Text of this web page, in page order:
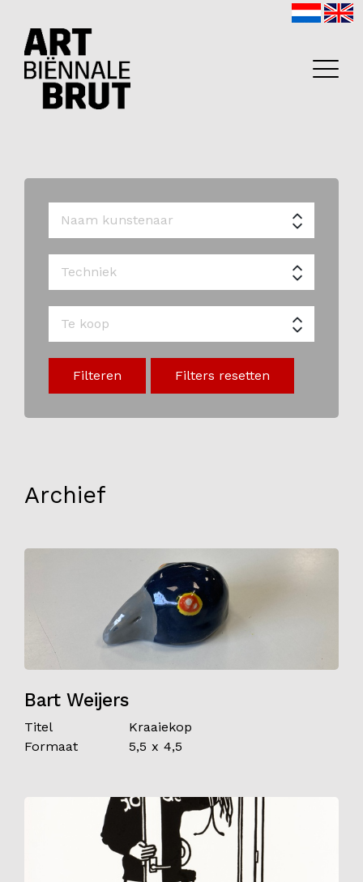
Home
Exposanten
2026
Programma
Over ons
Partners
Contact
Filteren Filters resetten
Archief
Bart Weijers
Titel
Kraaiekop
Formaat
5,5 x 4,5